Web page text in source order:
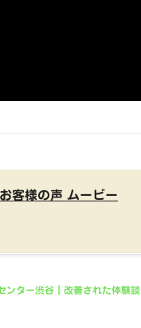
お客様の声 ムービー
ンター渋谷｜改善された体験談